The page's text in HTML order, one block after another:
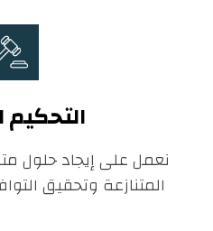
التحكيم
نعمل على إيجاد حلول
المتنازعة وتحقيق